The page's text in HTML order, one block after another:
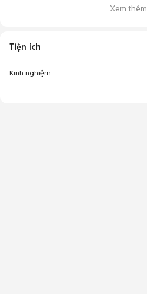
Xem thêm
Tiện ích
Kinh nghiệm